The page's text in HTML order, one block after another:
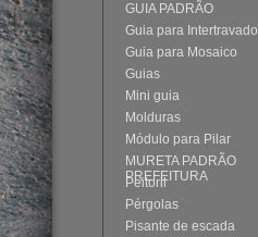
GUIA PADRÃO
Guia para Intertravado
Guia para Mosaico
Guias
Mini guia
Molduras
Módulo para Pilar
MURETA PADRÃO
PREFEITURA
Peitoril
Pérgolas
Pisante de escada